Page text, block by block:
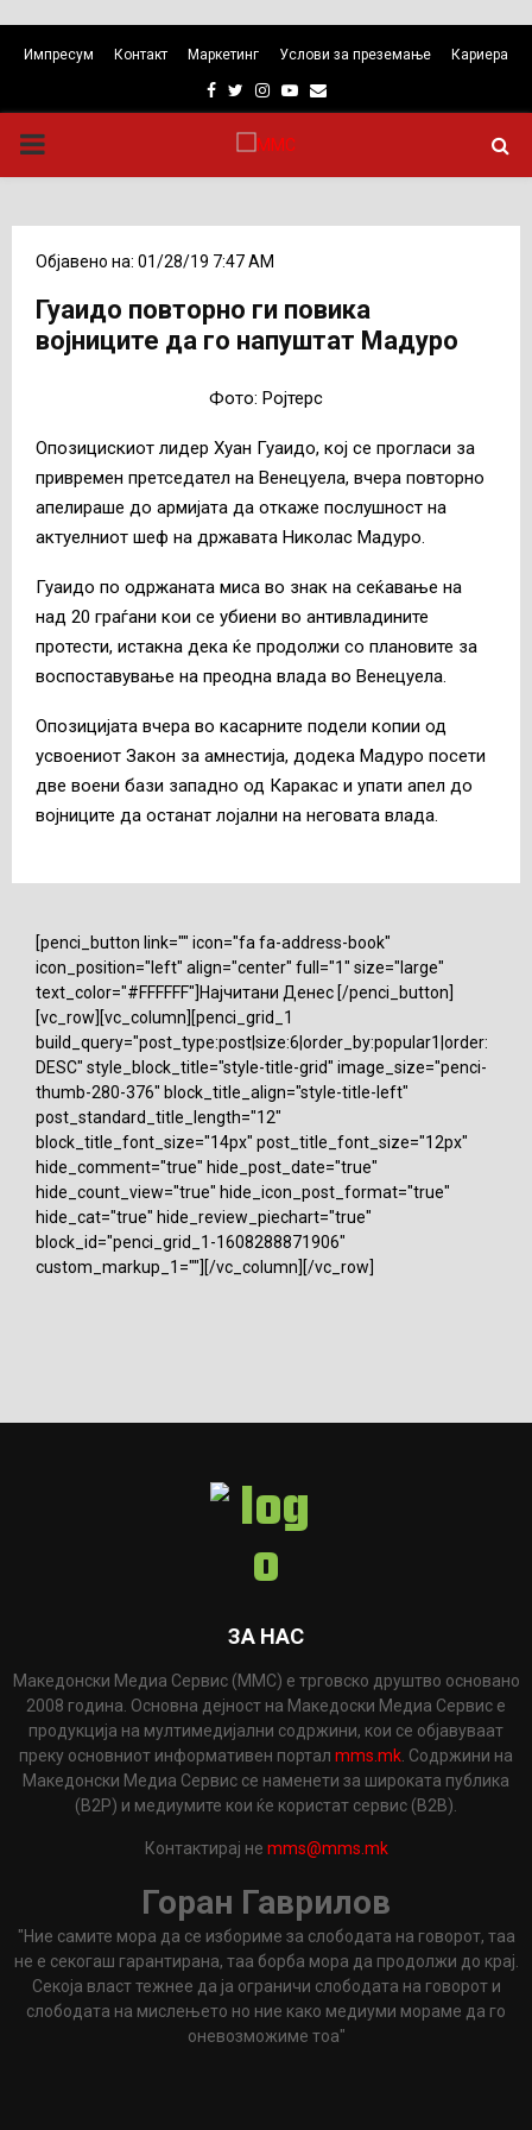
Импресум Контакт Маркетинг Услови за преземање Кариера
Facebook
TwitterInstagram
Youtube
Email
PRIMARY
Објавено на: 01/28/19 7:47 AM
Гуаидо повторно ги повика
војниците да го напуштат Мадуро
Фото: Ројтерс
Опозицискиот лидер Хуан Гуаидо, кој се прогласи за
привремен претседател на Венецуела, вчера повторно
апелираше до армијата да откаже послушност на
актуелниот шеф на државата Николас Мадуро.
Гуаидо по одржаната миса во знак на сеќавање на
над 20 граѓани кои се убиени во антивладините
протести, истакна дека ќе продолжи со плановите за
воспоставување на преодна влада во Венецуела.
Опозицијата вчера во касарните подели копии од
усвоениот Закон за амнестија, додека Мадуро посети
две воени бази западно од Каракас и упати апел до
војниците да останат лојални на неговата влада.
[penci_button link="" icon="fa fa-address-book"
icon_position="left" align="center" full="1" size="large"
text_color="#FFFFFF"]Најчитани Денес [/penci_button]
[vc_row][vc_column][penci_grid_1
build_query="post_type:post|size:6|order_by:popular1|order:
DESC" style_block_title="style-title-grid" image_size="penci-
thumb-280-376" block_title_align="style-title-left"
post_standard_title_length="12"
block_title_font_size="14px" post_title_font_size="12px"
hide_comment="true" hide_post_date="true"
hide_count_view="true" hide_icon_post_format="true"
hide_cat="true" hide_review_piechart="true"
block_id="penci_grid_1-1608288871906"
custom_markup_1=""][/vc_column][/vc_row]
ЗА НАС
Македонски Медиа Сервис (ММС) е трговско друштво основано
2008 година. Основна дејност на Македоски Медиа Сервис е
продукција на мултимедијални содржини, кои се објавуваат
преку основниот информативен портал mms.mk . Содржини на
Македонски Медиа Сервис се наменети за широката публика
(B2P) и медиумите кои ќе користат сервис (B2B).
Контактирај не mms@mms.mk
Горан Гаврилов
"Ние самите мора да се избориме за слободата на говорот, таа
не е секогаш гарантирана, таа борба мора да продолжи до крај.
Секоја власт тежнее да ја ограничи слободата на говорот и
слободата на мислењето но ние како медиуми мораме да го
оневозможиме тоа"